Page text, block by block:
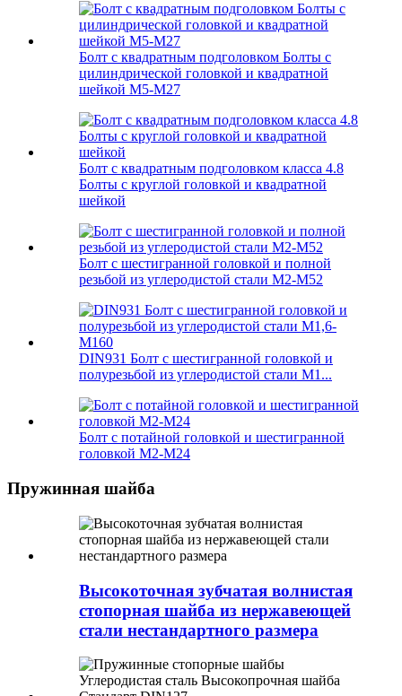
Болт с квадратным подголовком Болты с
цилиндрической головкой и квадратной
шейкой M5-M27
Болт с квадратным подголовком класса 4.8
Болты с круглой головкой и квадратной
шейкой
Болт с шестигранной головкой и полной
резьбой из углеродистой стали M2-M52
DIN931 Болт с шестигранной головкой и
полурезьбой из углеродистой стали M1...
Болт с потайной головкой и шестигранной
головкой M2-M24
Пружинная шайба
Высокоточная зубчатая волнистая
стопорная шайба из нержавеющей
стали нестандартного размера